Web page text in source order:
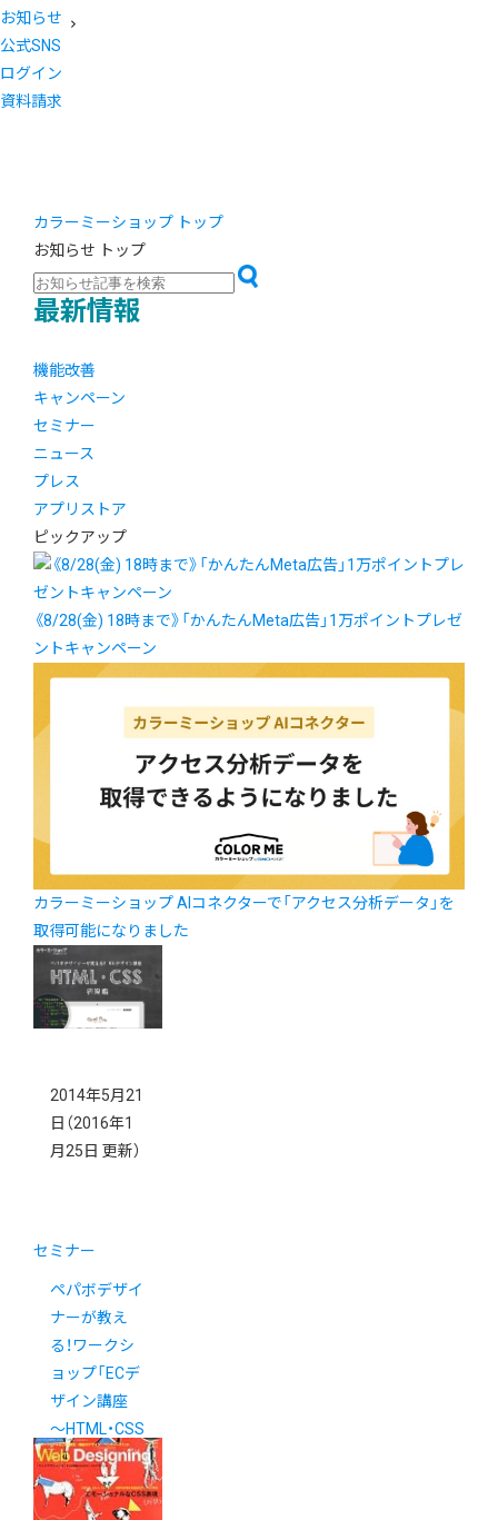
お知らせ
公式SNS
ログイン
資料請求
カラーミーショップ トップ
お知らせ トップ
最新情報
機能改善
キャンペーン
セミナー
ニュース
プレス
アプリストア
ピックアップ
《8/28(金) 18時まで》「かんたんMeta広告」1万ポイントプレゼ
ントキャンペーン
カラーミーショップ AIコネクターで「アクセス分析データ」を
取得可能になりました
2014年5月21
日 （2016年1
月25日 更新）
セミナー
ペパボデザイ
ナーが教え
る！ワークシ
ョップ「ECデ
ザイン講座
〜HTML・CSS
初級編〜 」
5/27（火）開催